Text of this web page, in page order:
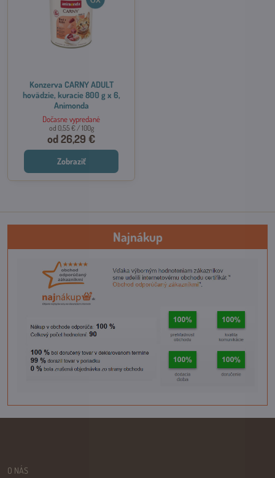
Konzerva CARNY ADULT
hovädzie, kuracie 800 g x 6,
Animonda
Dočasne vypredané
od 26,29 €
od 0,55 € / 100g
Zobraziť
Najnákup
O NÁS